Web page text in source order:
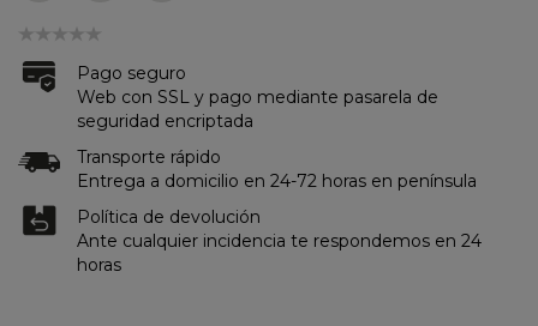
Pago seguro
Web con SSL y pago mediante pasarela de
seguridad encriptada
Transporte rápido
Entrega a domicilio en 24-72 horas en península
Política de devolución
Ante cualquier incidencia te respondemos en 24
horas